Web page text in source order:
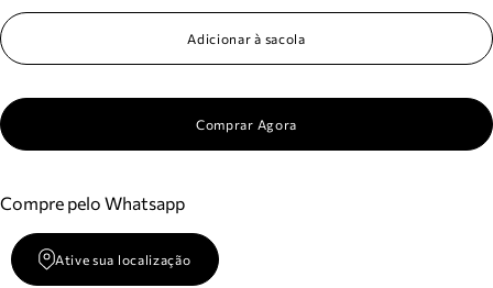
Adicionar à sacola
Comprar Agora
Compre pelo Whatsapp
Ative sua localização